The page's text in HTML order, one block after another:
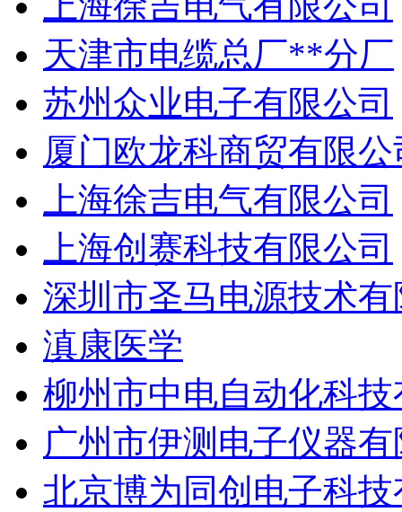
天津市电缆总厂**分厂
苏州众业电子有限公司
厦门欧龙科商贸有限公
上海徐吉电气有限公司
上海创赛科技有限公司
深圳市圣马电源技术
滇康医学
柳州市中电自动化科
广州市伊测电子仪器
北京博为同创电子科